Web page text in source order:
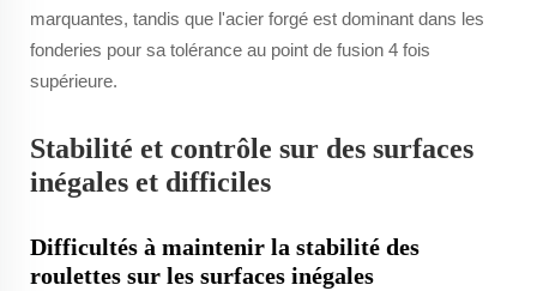
marquantes, tandis que l'acier forgé est dominant dans les
fonderies pour sa tolérance au point de fusion 4 fois
supérieure.
Stabilité et contrôle sur des surfaces
inégales et difficiles
Difficultés à maintenir la stabilité des
roulettes sur les surfaces inégales